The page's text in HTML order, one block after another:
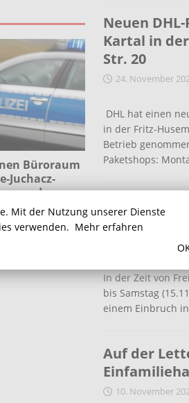
Büroraum
Juchacz-
und
Neuen
Kartal in
Str. 20
24. November
DHL hat einen
in der Fritz-
Betrieb
Paketshops:
Einbruch
Haldenweg
16. November
In der Zeit von
bis Samstag
einem Einbruch
Auf der
10. November
Mit der Nutzung unserer Dienste
verwenden. Mehr erfahren